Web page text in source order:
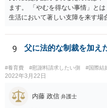
ます。 「やむを得ない事情」と
生活において著しい支障を来す
由は，「やむを得ない事情」には
てもらうことは難しいと思います
9 父に法的な制裁を加え
#養育費 #慰謝料請求したい側 #国際結
2022年3月22日
内藤 政信 弁護士